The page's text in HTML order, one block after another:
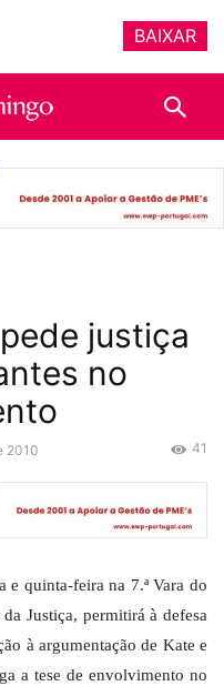
justiça
no
2010 41
e quinta-feira na 7.ª Vara do
Justiça, permitirá à defesa
à argumentação de Kate e
a tese de envolvimento no
BAIXAR